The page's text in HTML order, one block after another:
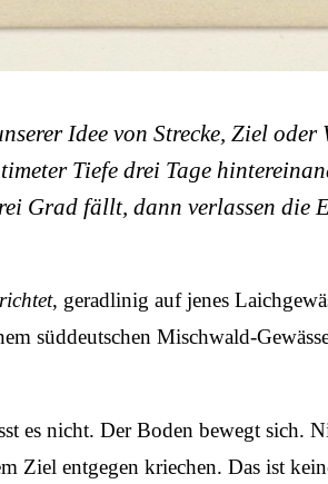
Idee von Strecke, Ziel
Tiefe drei Tage
Grad fällt, dann verlassen die
, geradlinig auf jenes
süddeutschen Mischwald-
es nicht. Der Boden bewegt sich.
entgegen kriechen. Das ist